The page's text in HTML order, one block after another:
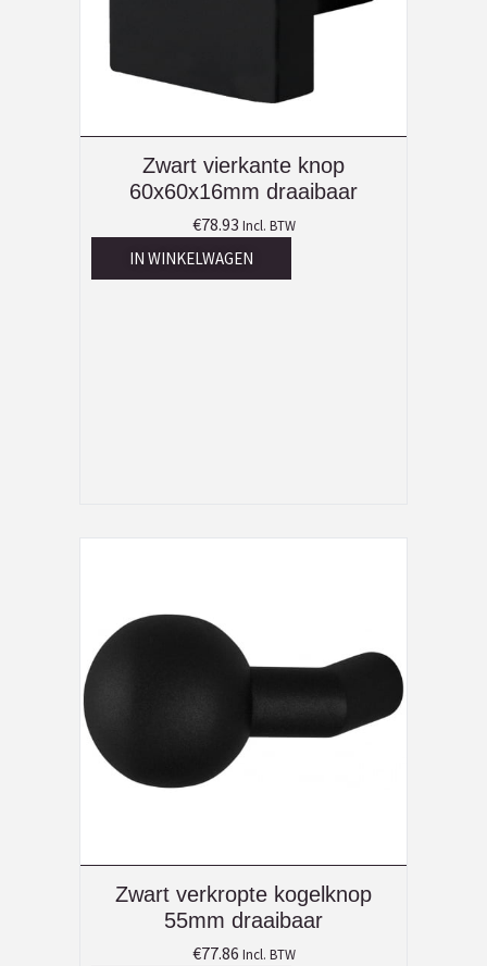
Zwart vierkante knop
60x60x16mm draaibaar
€78.93 Incl. BTW
IN WINKELWAGEN
Zwart verkropte kogelknop
55mm draaibaar
€77.86 Incl. BTW